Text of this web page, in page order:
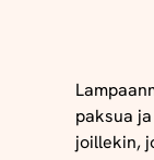
paksua
joillekin,